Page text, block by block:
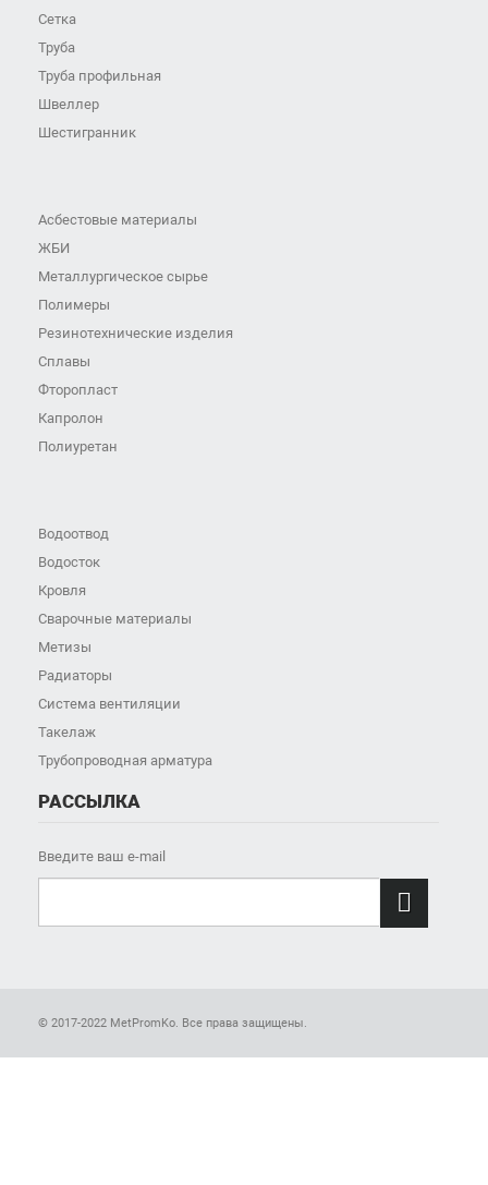
Сетка
Труба
Труба профильная
Швеллер
Шестигранник
Асбестовые материалы
ЖБИ
Металлургическое сырье
Полимеры
Резинотехнические изделия
Сплавы
Фторопласт
Капролон
Полиуретан
Водоотвод
Водосток
Кровля
Сварочные материалы
Метизы
Радиаторы
Система вентиляции
Такелаж
Трубопроводная арматура
РАССЫЛКА
Введите ваш e-mail

© 2017-2022 MetPromKo. Все права защищены.